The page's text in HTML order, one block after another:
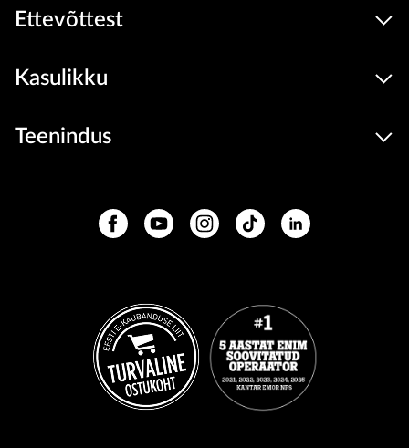
Ettevõttest
Kasulikku
Teenindus